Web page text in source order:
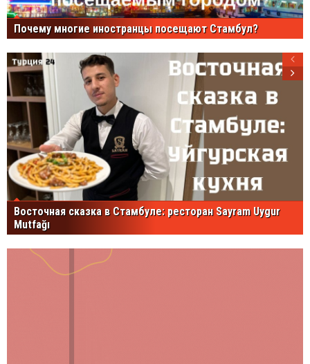
Почему многие иностранцы посещают Стамбул?
Восточная сказка в Стамбуле: ресторан Sayram Uygur
Mutfağı